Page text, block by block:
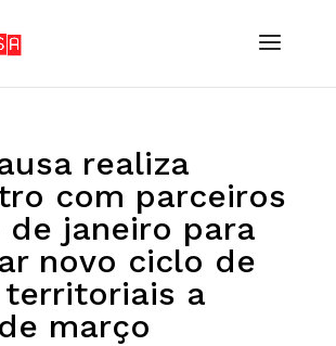
realiza
com parceiros
de janeiro para
novo ciclo de
territoriais a
março